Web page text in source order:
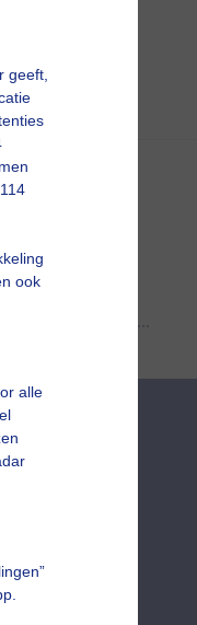
geeft,
ook
alle